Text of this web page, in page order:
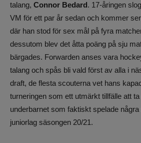
talang, Connor Bedard. 17-åringen
VM för ett par år sedan och kommer
där han stod för sex mål på fyra
dessutom blev det åtta poäng på sju
bärgades. Forwarden anses vara
talang och spås bli vald först av alla i
draft, de flesta scouterna vet hans
turneringen som ett utmärkt tillfälle att
underbarnet som faktiskt spelade
juniorlag säsongen 20/21.